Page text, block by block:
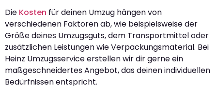
Die Kosten für deinen Umzug hängen von
verschiedenen Faktoren ab, wie beispielsweise der
Größe deines Umzugsguts, dem Transportmittel oder
zusätzlichen Leistungen wie Verpackungsmaterial. Bei
Heinz Umzugsservice erstellen wir dir gerne ein
maßgeschneidertes Angebot, das deinen individuellen
Bedürfnissen entspricht.